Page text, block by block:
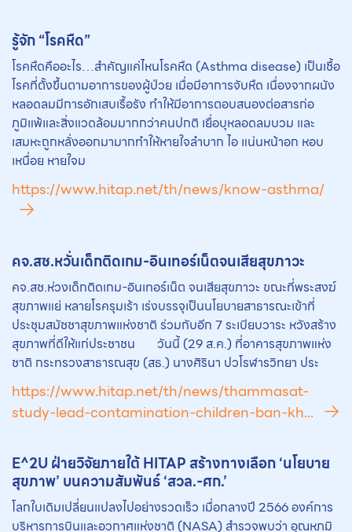
รู้จัก “โรคหืด”
โรคหืดคืออะไร…สำคัญแค่ไหนโรคหืด (Asthma disease) เป็นเชื้อ
โรคที่ตั้งขึ้นตามอาการของผู้ป่วย เมื่อมีอาการจับหืด เนื่องจากผนัง
หลอดลมมีการอักเสบเรื้อรัง ทำให้มีอาการตอบสนองต่อสารก่อ
ภูมิแพ้และสิ่งแวดล้อมมากกว่าคนปกติ เยื่อบุหลอดลมบวม และ
เสมหะถูกหลั่งออกมามากทำให้หายใจลำบาก ไอ แน่นหน้าอก หอบ
เหนื่อย หายใจม
https://www.hitap.net/th/news/know-asthma/
คจ.สช.หวั่นเด็กติดเกม-อินเทอร์เน็ตจนเสียสุขภาวะ
คจ.สช.ห่วงเด็กติดเกม-อินเทอร์เน็ต จนเสียสุขภาวะ ขณะที่พระสงฆ์
สุขภาพแย่ หลายโรครุมเร้า เร่งบรรจุเป็นนโยบายสาธารณะเข้าที่
ประชุมสมัชชาสุขภาพแห่งชาติ ร่วมกับอีก 7 ระเบียบวาระ หวังสร้าง
สุขภาพที่ดีให้แก่ประชาชน วันนี้ (29 ส.ค.) ที่อาคารสุขภาพแห่ง
ชาติ กระทรวงสาธารณสุข (สธ.) นางศิรินา ปวโรฬารวิทยา ประ
https://www.hitap.net/th/news/thammasat-
study-lead-contamination-children-ban-kh...
E^2U ฝ่ายวิจัยภายใต้ HITAP สร้างทางเลือก ‘นโยบาย
สุขภาพ’ บนความสัมพันธ์ ‘สวล.-ศก.’
โลกใบเดิมเปลี่ยนแปลงไปอย่างรวดเร็ว เมื่อกลางปี 2566 องค์การ
บริหารการบินและอวกาศแห่งชาติ (NASA) สำรวจพบว่า อุณหภูมิ